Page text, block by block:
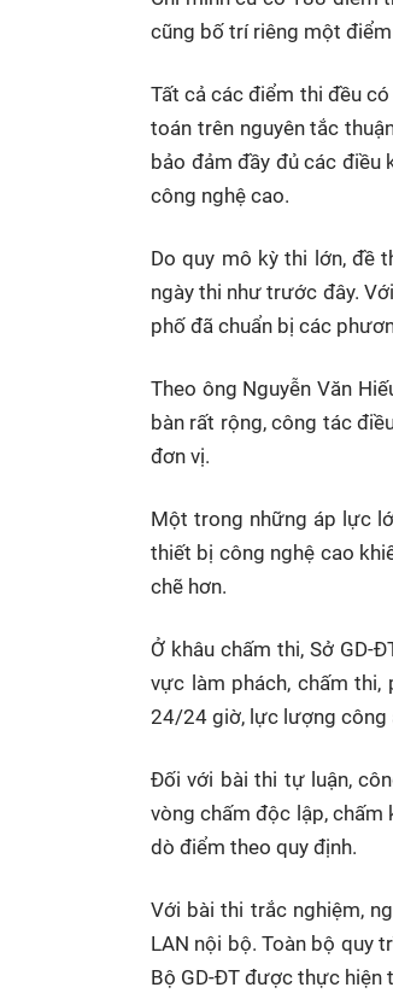
cũng bố trí riêng một
Tất cả các điểm thi đều
toán trên nguyên tắc
bảo đảm đầy đủ các điều
công nghệ cao.
Do quy mô kỳ thi lớn, đề
ngày thi như trước đây.
phố đã chuẩn bị các
Theo ông Nguyễn Văn
bàn rất rộng, công tác
đơn vị.
Một trong những áp lực
thiết bị công nghệ cao
chẽ hơn.
Ở khâu chấm thi, Sở GD-
vực làm phách, chấm
24/24 giờ, lực lượng công
Đối với bài thi tự luận,
vòng chấm độc lập, chấm
dò điểm theo quy định.
Với bài thi trắc nghiệm,
LAN nội bộ. Toàn bộ quy
Bộ GD-ĐT được thực hiện